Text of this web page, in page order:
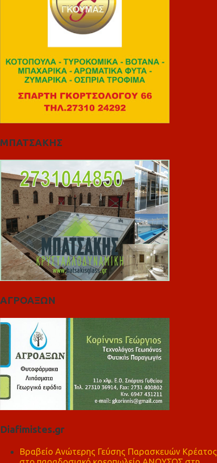
ΜΠΑΤΣΑΚΗΣ
ΑΓΡΟΑΞΩΝ
Diafimistes.gr
Βραβείο Ανώτερης Γεύσης Παρασκευών Κρέατος